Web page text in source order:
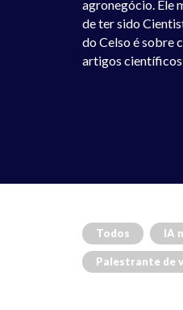
agronegócio. Ele
de ter sido
do Celso é sobre
artigos científicos
Todos IA
Palestrante de